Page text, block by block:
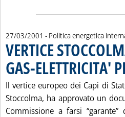
27/03/2001 - Politica energetica
VERTICE
GAS-ELETTRICITA'
Il vertice europeo dei Capi di
Stoccolma, ha approvato un
Commissione a farsi